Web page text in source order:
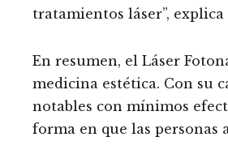
tratamientos láser”, explica
En resumen, el Láser
medicina estética. Con su
notables con mínimos
forma en que las personas